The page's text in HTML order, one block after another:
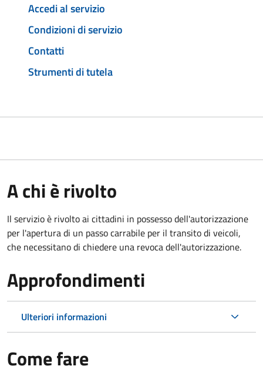
Accedi al servizio
Condizioni di servizio
Contatti
Strumenti di tutela
A chi è rivolto
Il servizio è rivolto ai cittadini in possesso dell'autorizzazione
per l'apertura di un passo carrabile per il transito di veicoli,
che necessitano di chiedere una revoca dell'autorizzazione.
Approfondimenti
Ulteriori informazioni
Come fare